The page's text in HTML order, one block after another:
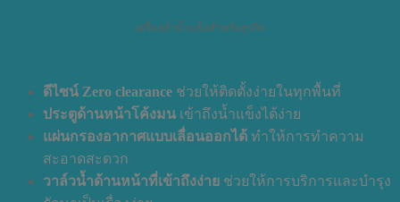
เครื่องทำน้ำแข็งสำหรับธุรกิจ
ดีไซน์ Zero clearance ช่วยให้ติดตั้งง่ายในทุกพื้นที่
ประตูด้านหน้าโค้งมน เข้าถึงน้ำแข็งได้ง่าย
แผ่นกรองอากาศแบบเลื่อนออกได้ ทำให้การทำความ
สะอาดสะดวก
วาล์วน้ำด้านหน้าที่เข้าถึงง่าย ช่วยให้การบริการและบำรุง